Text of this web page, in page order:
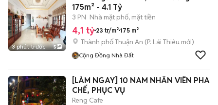
3 phút trước 5
175m² - 4.1 Tỷ
3 PN Nhà mặt phố, mặt tiền
4,1 tỷ 23 tr/m² 175 m²
Thành phố Thuận An (P. Lái Thiêu mới)
Cộng Đồng Nhà Đất
[LÀM NGAY] 10 NAM NHÂN VIÊN PHA
CHẾ, PHỤC VỤ
Reng Cafe